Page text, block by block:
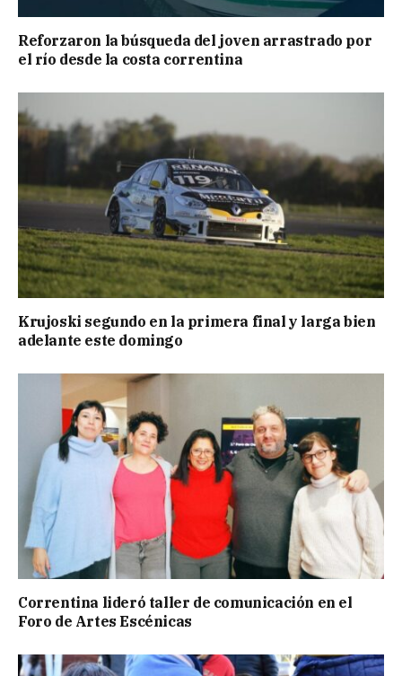
Reforzaron la búsqueda del joven arrastrado por
el río desde la costa correntina
Krujoski segundo en la primera final y larga bien
adelante este domingo
Correntina lideró taller de comunicación en el
Foro de Artes Escénicas